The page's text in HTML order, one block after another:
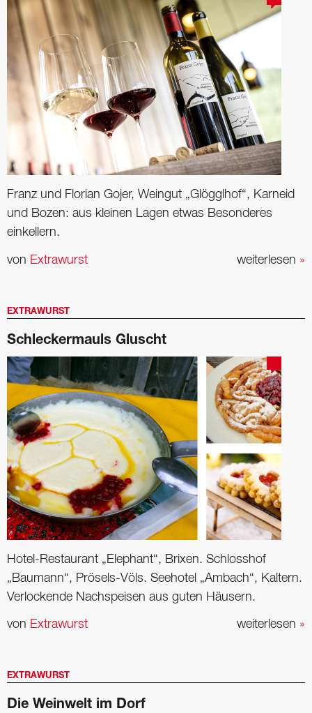
Franz und Florian Gojer, Weingut „Glögglhof“, Karneid
und Bozen: aus kleinen Lagen etwas Besonderes
einkellern.
weiterlesen »
von Extrawurst
EXTRAWURST
Schleckermauls Gluscht
Hotel-Restaurant „Elephant“, Brixen. Schlosshof
„Baumann“, Prösels-Völs. Seehotel „Ambach“, Kaltern.
Verlockende Nachspeisen aus guten Häusern.
weiterlesen »
von Extrawurst
EXTRAWURST
Die Weinwelt im Dorf